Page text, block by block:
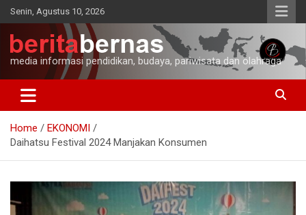
Skip
to
content
Senin, Agustus 10, 2026
media informasi pendidikan, budaya, pariwisata dan olahraga
Home
EKONOMI
Daihatsu Festival 2024 Manjakan Konsumen